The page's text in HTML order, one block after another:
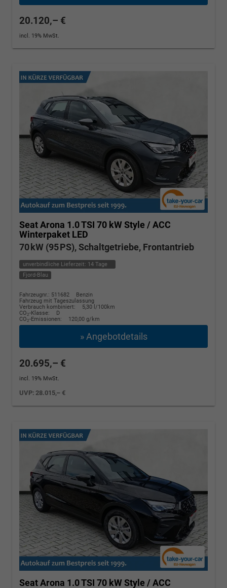
20.120,– €
incl. 19% MwSt.
Seat Arona 1.0 TSI 70 kW Style / ACC
Winterpaket LED
70 kW (95 PS), Schaltgetriebe, Frontantrieb
unverbindliche Lieferzeit: 14 Tage
Fjord-Blau
Fahrzeugnr.: 511682
Benzin
Fahrzeug mit Tageszulassung
Verbrauch kombiniert:
5,30 l/100km
CO2-Klasse:
D
CO2-Emissionen: 120,00 g/km
» Angebotdetails
20.695,– €
incl. 19% MwSt.
UVP:28.015,– €
Seat Arona 1.0 TSI 70 kW Style / ACC